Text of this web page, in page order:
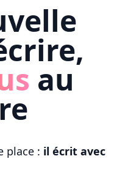
au
place : il écrit avec